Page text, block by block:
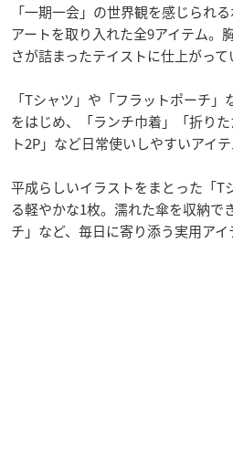
「一期一会」の世界観を感じられ
アートを取り入れた全9アイテム。
さが詰まったテイストに仕上がって
「Tシャツ」や「フラットポーチ
をはじめ、「ランチ巾着」「折り
ト2P」など日常使いしやすいアイ
平成らしいイラストをまとった「T
る軽やかな1枚。濡れた傘を収納で
チ」など、毎日に寄り添う実用アイ